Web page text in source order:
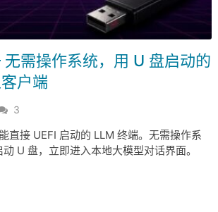
无需操作系统，用 U 盘启动的
户端
3
直接 UEFI 启动的 LLM 终端。无需操作系
U 盘，立即进入本地大模型对话界面。